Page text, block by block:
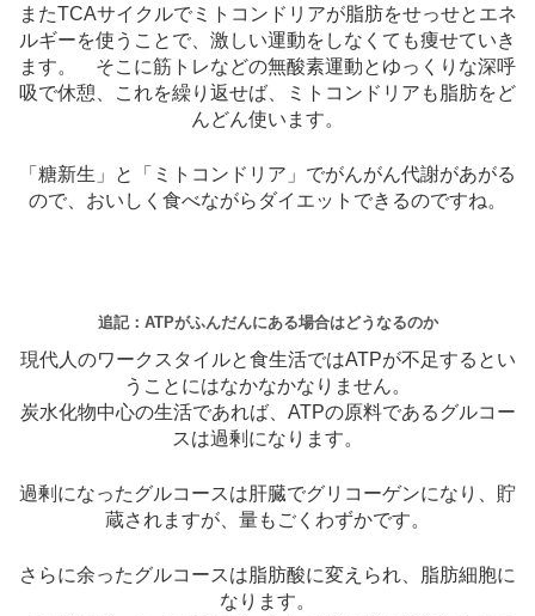
またTCAサイクルでミトコンドリアが脂肪をせっせとエネ
ルギーを使うことで、激しい運動をしなくても痩せていき
ます。 そこに筋トレなどの無酸素運動とゆっくりな深呼
吸で休憩、これを繰り返せば、ミトコンドリアも脂肪をど
んどん使います。
「糖新生」と「ミトコンドリア」でがんがん代謝があがる
ので、おいしく食べながらダイエットできるのですね。
追記：ATPがふんだんにある場合はどうなるのか
現代人のワークスタイルと食生活ではATPが不足するとい
うことにはなかなかなりません。
炭水化物中心の生活であれば、ATPの原料であるグルコー
スは過剰になります。
過剰になったグルコースは肝臓でグリコーゲンになり、貯
蔵されますが、量もごくわずかです。
さらに余ったグルコースは脂肪酸に変えられ、脂肪細胞に
なります。